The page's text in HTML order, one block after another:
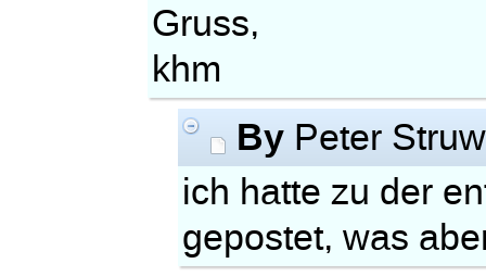
Gruss,
khm
By Peter
ich hatte zu der
gepostet, was